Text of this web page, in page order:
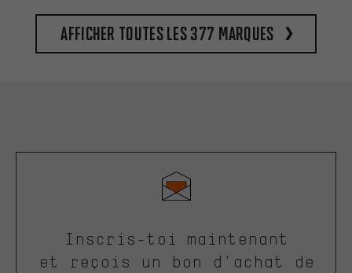
Afficher toutes les 377 marques
Inscris-toi maintenant
et reçois un bon d'achat de